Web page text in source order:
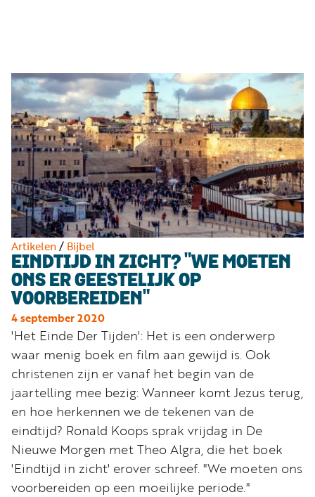
Artikelen/ Bijbel
EINDTIJD IN ZICHT? "WE MOETEN
ONS ER GEESTELIJK OP
VOORBEREIDEN"
4 september 2020
'Het Einde Der Tijden': Het is een onderwerp
waar menig boek en film aan gewijd is. Ook
christenen zijn er vanaf het begin van de
jaartelling mee bezig: Wanneer komt Jezus terug,
en hoe herkennen we de tekenen van de
eindtijd? Ronald Koops sprak vrijdag in De
Nieuwe Morgen met Theo Algra, die het boek
'Eindtijd in zicht' erover schreef. "We moeten ons
voorbereiden op een moeilijke periode."
Podcasts
Muziek
Artikelen
Kanalen
Steun
onze
missie
Info
Word
nu
vriend
Businessclub
Adverteren
Winkel
Privacy